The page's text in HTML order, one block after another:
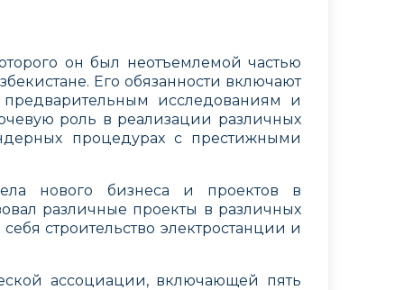
он был неотъемлемой частью
Его обязанности включают
исследованиям и
роль в реализации различных
процедурах с престижными
нового бизнеса и проектов в
различные проекты в различных
строительство электростанции и
ассоциации, включающей пять